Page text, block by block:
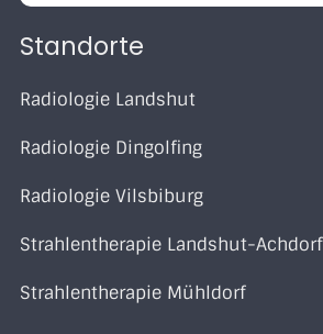
Standorte
Radiologie Landshut
Radiologie Dingolfing
Radiologie Vilsbiburg
Strahlentherapie Landshut-Achdorf
Strahlentherapie Mühldorf